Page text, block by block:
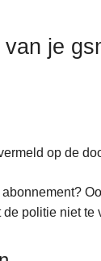
je
op de
politie niet